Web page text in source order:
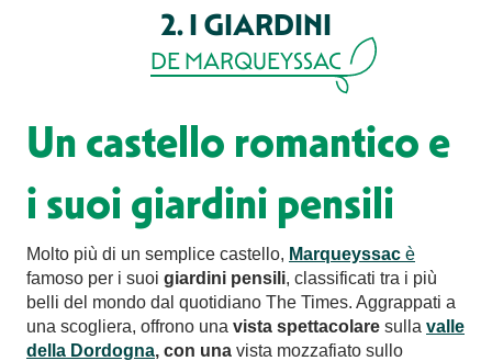
2. I GIARDINI
DE MARQUEYSSAC
Un castello romantico e
i suoi giardini pensili
Molto più di un semplice castello, Marqueyssac è
famoso per i suoi giardini pensili, classificati tra i più
belli del mondo dal quotidiano The Times. Aggrappati a
una scogliera, offrono una vista spettacolare sulla valle
della Dordogna, con una vista mozzafiato sullo